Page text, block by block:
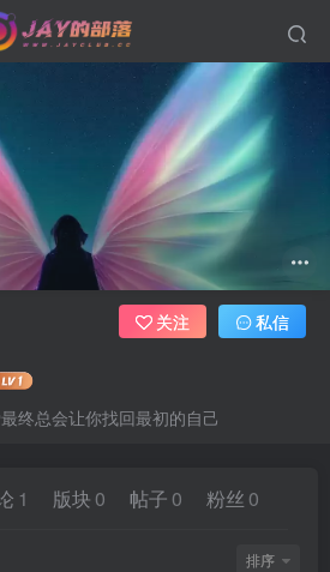
终总会让你找回最初的自己
关注 私信
1 版块 0 帖子 0 粉丝 0
排序